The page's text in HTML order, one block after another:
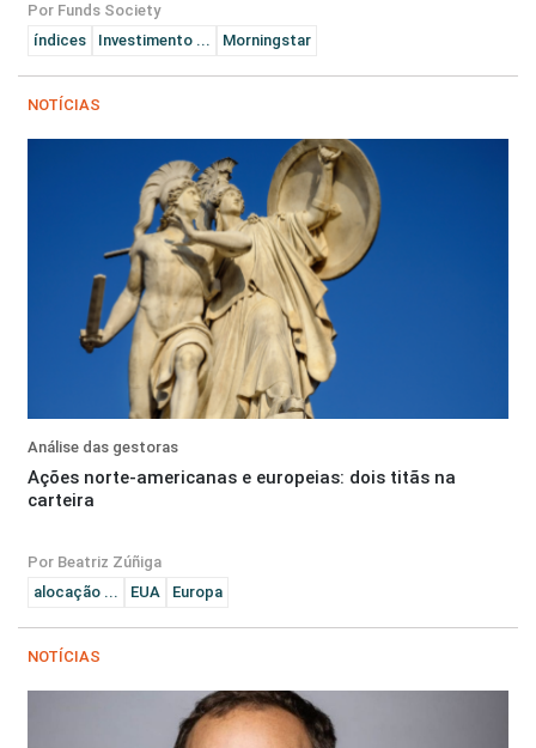
Por Funds Society
índices
Investimento ... Morningstar
NOTÍCIAS
Análise das gestoras
Ações norte-americanas e europeias: dois titãs na
carteira
Por Beatriz Zúñiga
alocação ...
EUA Europa
NOTÍCIAS